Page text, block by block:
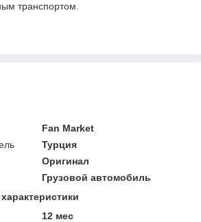
транспортом.
Fan Market
Турция
Оригинал
Грузовой автомобиль
12 мес